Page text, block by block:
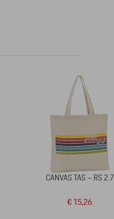
CANVAS TAS – RS 2.7
€ 15,26